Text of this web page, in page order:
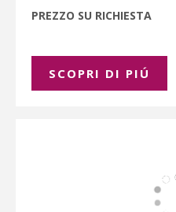
PREZZO SU RICHIESTA
SCOPRI DI PIÚ